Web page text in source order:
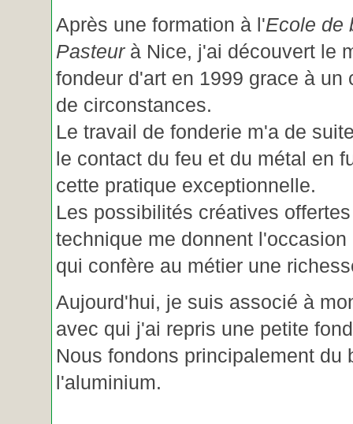
Après une formation à l'Ecole de
Pasteurà Nice, j'ai découvert le
fondeur d'art en 1999 grace à un
de circonstances.
Le travail de fonderie m'a de
le contact du feu et du métal en
cette pratique exceptionnelle.
Les possibilités créatives
technique me donnent
qui confère au métier une
Aujourd'hui, je suis associé à
avec qui j'ai repris une petite
Nous fondons principalement
l'aluminium.